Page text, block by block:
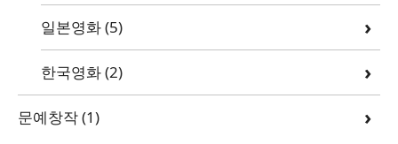
일본영화(5)
한국영화(2)
문예창작(1)